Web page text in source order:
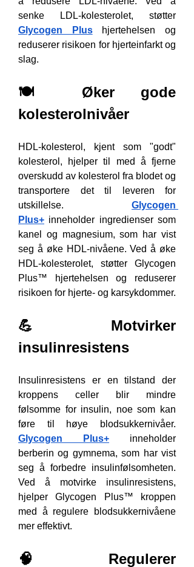
Glycogen Plus hjertehelsen og
reduserer risikoen for hjerteinfarkt og
slag.
🍽️ Øker gode
kolesterolnivåer
HDL-kolesterol, kjent som "godt"
kolesterol, hjelper til med å fjerne
overskudd av kolesterol fra blodet og
transportere det til leveren for
utskillelse. Glycogen
Plus+ inneholder ingredienser som
kanel og magnesium, som har vist
seg å øke HDL-nivåene. Ved å øke
HDL-kolesterolet, støtter Glycogen
Plus™ hjertehelsen og reduserer
risikoen for hjerte- og karsykdommer.
💪 Motvirker
insulinresistens
Insulinresistens er en tilstand der
kroppens celler blir mindre
følsomme for insulin, noe som kan
Glycogen Plus+ inneholder
berberin og gymnema, som har vist
seg å forbedre insulinfølsomheten.
Ved å motvirke insulinresistens,
hjelper Glycogen Plus™ kroppen
med å regulere blodsukkernivåene
mer effektivt.
🧠 Regulerer